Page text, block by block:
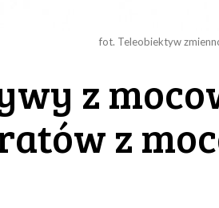
fot. Teleobiektyw
z
z